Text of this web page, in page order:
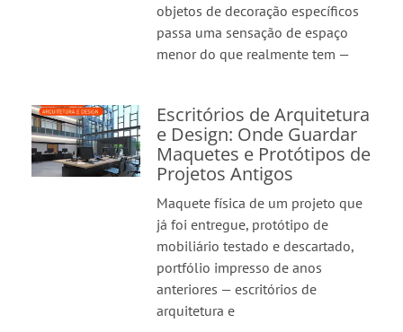
objetos de decoração específicos
passa uma sensação de espaço
menor do que realmente tem —
Escritórios de Arquitetura
e Design: Onde Guardar
Maquetes e Protótipos de
Projetos Antigos
Maquete física de um projeto que
já foi entregue, protótipo de
mobiliário testado e descartado,
portfólio impresso de anos
anteriores — escritórios de
arquitetura e